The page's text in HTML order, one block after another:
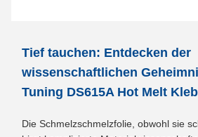
Tief tauchen: Entdecken der
wissenschaftlichen
Tuning DS615A Hot Melt
Die Schmelzschmelzfolie, obwohl sie